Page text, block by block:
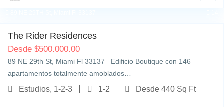
The Rider Residences
Desde $500.000.00
89 NE 29th St, Miami Fl 33137 Edificio Boutique con 146
apartamentos totalmente amoblados…
Estudios, 1-2-3 1-2 Desde 440 Sq Ft